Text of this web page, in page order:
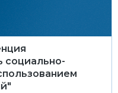
социально-